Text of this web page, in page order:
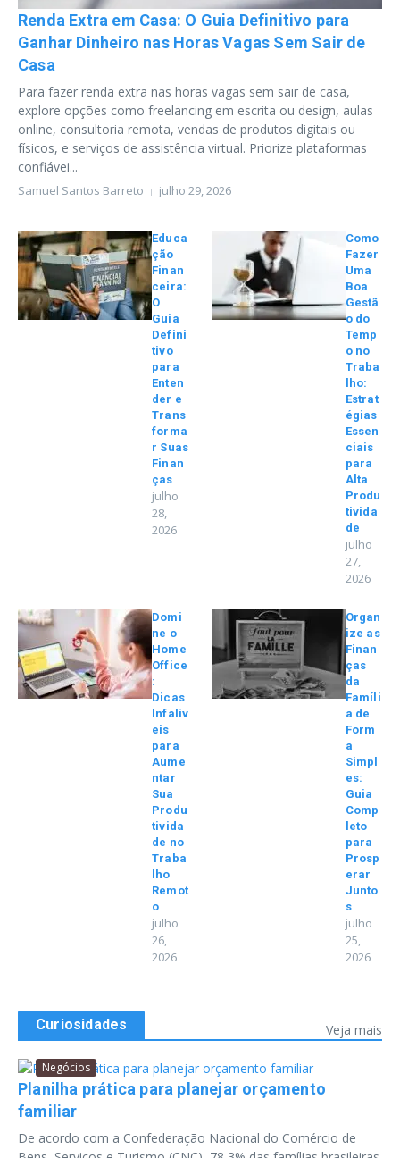
Renda Extra em Casa: O Guia Definitivo para
Ganhar Dinheiro nas Horas Vagas Sem Sair de
Casa
Para fazer renda extra nas horas vagas sem sair de casa,
explore opções como freelancing em escrita ou design, aulas
online, consultoria remota, vendas de produtos digitais ou
físicos, e serviços de assistência virtual. Priorize plataformas
confiávei...
Samuel Santos Barreto julho 29, 2026
Educa
ção
Finan
ceira:
O
Guia
Defini
tivo
para
Enten
der e
Trans
forma
r Suas
Finan
ças
julho
28,
2026
Como
Fazer
Uma
Boa
Gestã
o do
Temp
o no
Traba
lho:
Estrat
égias
Essen
ciais
para
Alta
Produ
tivida
de
julho
27,
2026
Domi
ne o
Home
Office
:
Dicas
Infalív
eis
para
Aume
ntar
Sua
Produ
tivida
de no
Traba
lho
Remot
o
julho
26,
2026
Organ
ize as
Finan
ças
da
Famíli
a de
Form
a
Simpl
es:
Guia
Comp
leto
para
Prosp
erar
Junto
s
julho
25,
2026
Curiosidades Veja mais
Negócios
Planilha prática para planejar orçamento
familiar
De acordo com a Confederação Nacional do Comércio de